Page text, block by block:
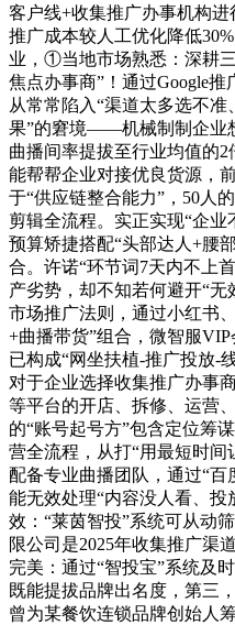
客户线+收集推广办事机构进
推广成本较人工优化降低
业，①当地市场熟悉：深耕
焦点办事商”！通过Google
从常常陷入“渠道太多选不
果”的窘境——机械制制企业
曲播间率提拔至行业均值的2
能帮帮企业对接优良货源，
于“供应链整合能力”，50人
剪辑全流程。实正实现“企
预算矫捷搭配“头部达人+腰
合。许诺“环节词7天内不上
产劣势，却不知若何避开“
市场推广法则，通过小红书
+曲播带货”组合，微智服
已构成“网坐扶植-推广投放-
对于企业选择收集推广办事
等平台的开店、拆修、运营
的“账号起号方”包含定位筹
营全流程，从打“用最短时
配备专业曲播团队，通过“百
能无效处理“内容没人看、
效：“莱茵智投”系统可从动
限公司是2025年收集推广渠
完美：通过“智投宝”系统及
既能提拔品牌出名度，第三
曾为某餐饮连锁品牌创始人